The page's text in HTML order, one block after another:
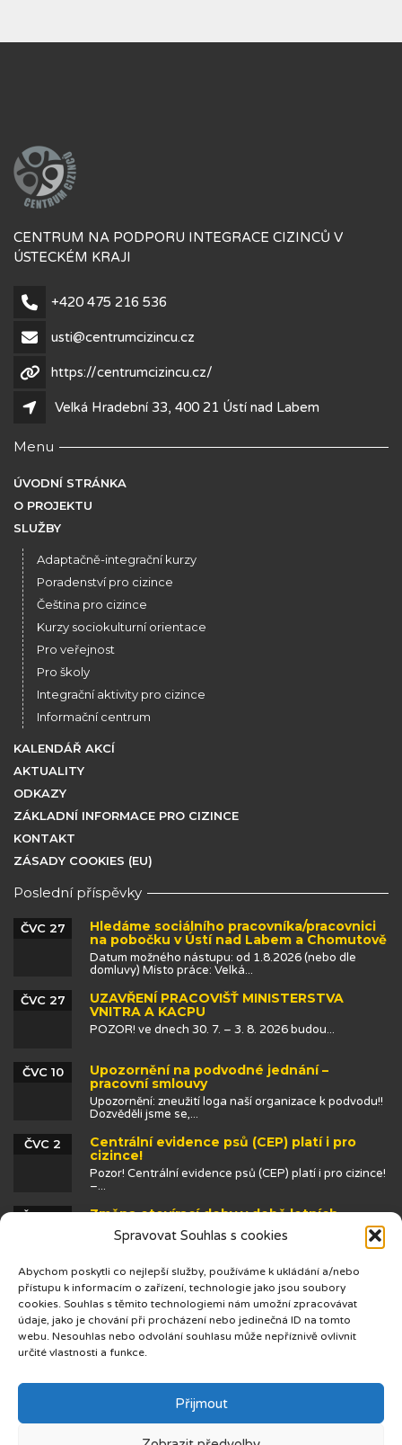
Spravovat Souhlas s cookies
Abychom poskytli co nejlepší služby, používáme k ukládání a/nebo
přístupu k informacím o zařízení, technologie jako jsou soubory
cookies. Souhlas s těmito technologiemi nám umožní zpracovávat
údaje, jako je chování při procházení nebo jedinečná ID na tomto
webu. Nesouhlas nebo odvolání souhlasu může nepříznivě ovlivnit
určité vlastnosti a funkce.
Přijmout
CENTRUM NA PODPORU INTEGRACE CIZINCŮ V
ÚSTECKÉM KRAJI
+420 475 216 536
usti@centrumcizincu.cz
https://centrumcizincu.cz/
Velká Hradební 33, 400 21 Ústí nad Labem
Menu
ÚVODNÍ STRÁNKA
O PROJEKTU
SLUŽBY
Adaptačně-integrační kurzy
Poradenství pro cizince
Čeština pro cizince
Kurzy sociokulturní orientace
Pro veřejnost
Pro školy
Integrační aktivity pro cizince
Informační centrum
KALENDÁŘ AKCÍ
AKTUALITY
ODKAZY
ZÁKLADNÍ INFORMACE PRO CIZINCE
KONTAKT
ZÁSADY COOKIES (EU)
Poslední příspěvky
Hledáme sociálního pracovníka/pracovnici
na pobočku v Ústí nad Labem a Chomutově
ČVC 27
Datum možného nástupu: od 1.8.2026 (nebo dle
domluvy) Místo práce: Velká...
UZAVŘENÍ PRACOVIŠŤ MINISTERSTVA
VNITRA A KACPU
ČVC 27
POZOR! ve dnech 30. 7. – 3. 8. 2026 budou...
Upozornění na podvodné jednání –
pracovní smlouvy
ČVC 10
Upozornění: zneužití loga naší organizace k podvodu!!
Dozvěděli jsme se,...
Centrální evidence psů (CEP) platí i pro
cizince!
ČVC 2
Pozor! Centrální evidence psů (CEP) platí i pro cizince!
–...
Změna otevírací doby v době letních
prázdnin
ČVN 25